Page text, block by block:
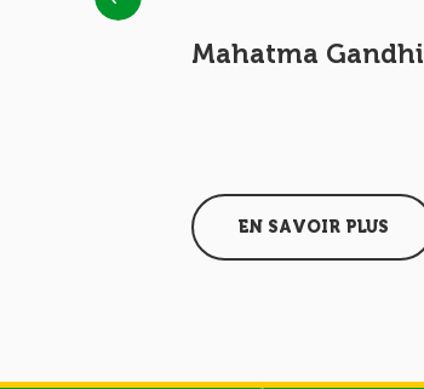
Mahatma Gandhi
EN SAVOIR PLUS